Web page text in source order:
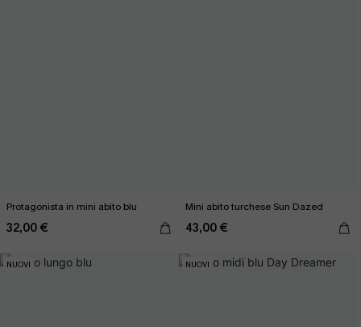
Protagonista in mini abito blu
32,00 €
Mini abito turchese Sun Dazed
43,00 €
NUOVI NUOVI